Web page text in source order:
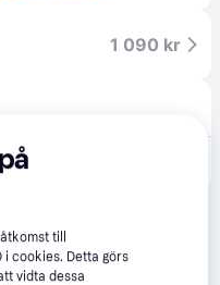
1 090 kr
till
i cookies. Detta görs
vidta dessa